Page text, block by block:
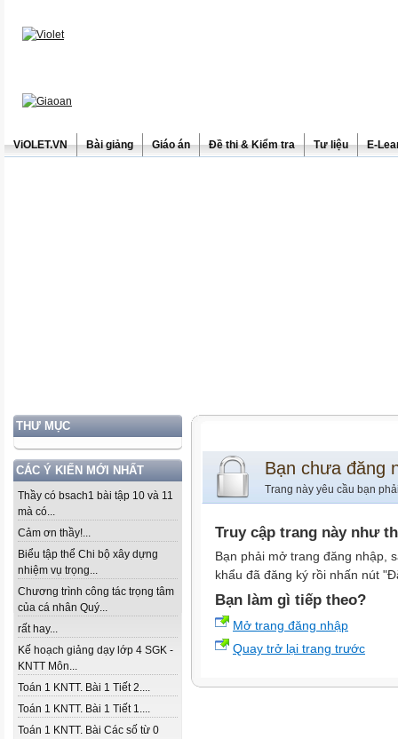
ViOLET.VN Bài giảng Giáo án Đề thi & Kiểm tra Tư liệu E-
THƯ MỤC
CÁC Ý KIẾN MỚI NHẤT
Thầy có bsach1 bài tập 10 và 11
mà có...
Cảm ơn thầy!...
Biểu tập thể Chi bộ xây dựng
nhiệm vụ trọng...
Chương trình công tác trọng tâm
của cá nhân Quý...
rất hay...
Kế hoạch giảng dạy lớp 4 SGK -
KNTT Môn...
Toán 1 KNTT. Bài 1 Tiết 2....
Toán 1 KNTT. Bài 1 Tiết 1....
Toán 1 KNTT. Bài Các số từ 0
Bạn chưa đăng
Trang này yêu cầu bạn
Truy cập trang này như
Bạn phải mở trang đăng nhập,
khẩu đã đăng ký rồi nhấn nút
Bạn làm gì tiếp theo?
Mở trang đăng nhập
Quay trở lại trang trước